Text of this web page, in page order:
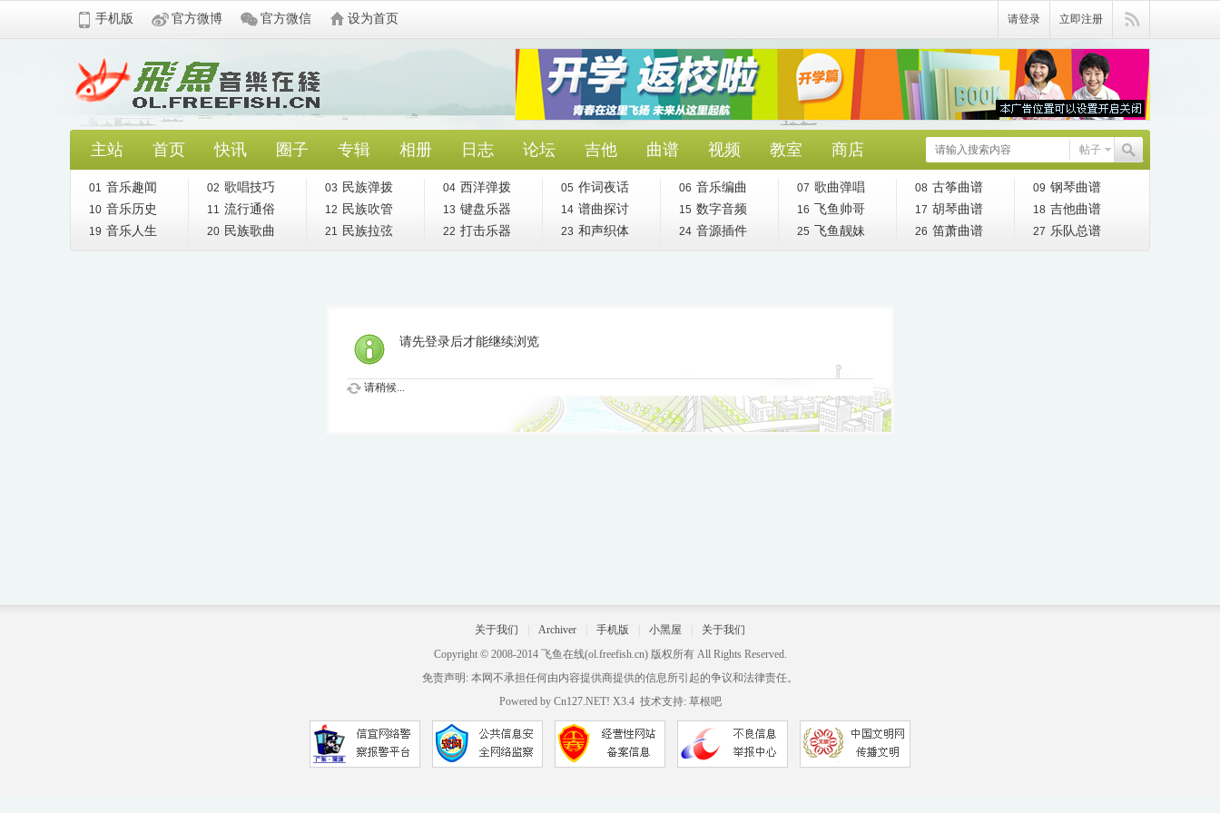
手机版 官方微博 官方微信 设为首页 请登录 立即注册
帖子
主站 首页 快讯 圈子 专辑 相册 日志 论坛 吉他 曲谱 视频 教室 商店
01 音乐趣闻 02 歌唱技巧 03 民族弹拨 04 西洋弹拨 05 作词夜话 06 音乐编曲 07 歌曲弹唱 08 古筝曲谱 09 钢琴曲谱
10 音乐历史 11 流行通俗 12 民族吹管 13 键盘乐器 14 谱曲探讨 15 数字音频 16 飞鱼帅哥 17 胡琴曲谱 18 吉他曲谱
19 音乐人生 20 民族歌曲 21 民族拉弦 22 打击乐器 23 和声织体 24 音源插件 25 飞鱼靓妹 26 笛萧曲谱 27 乐队总谱
请先登录后才能继续浏览
请稍候...
关于我们 Archiver 手机版 小黑屋
关于我们
Copyright © 2008-2014 飞鱼在线(ol.freefish.cn) 版权所有 All Rights Reserved.
免责声明: 本网不承担任何由内容提供商提供的信息所引起的争议和法律责任。
Powered by Cn127.NET! X3.4 技术支持: 草根吧